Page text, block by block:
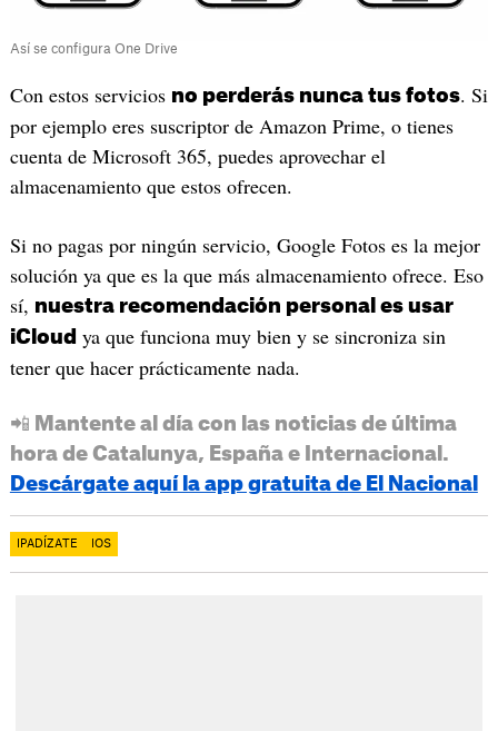
Así se configura One Drive
Con estos servicios no perderás nunca tus fotos. Si
por ejemplo eres suscriptor de Amazon Prime, o tienes
cuenta de Microsoft 365, puedes aprovechar el
almacenamiento que estos ofrecen.
Si no pagas por ningún servicio, Google Fotos es la mejor
solución ya que es la que más almacenamiento ofrece. Eso
sí, nuestra recomendación personal es usar
iCloud ya que funciona muy bien y se sincroniza sin
tener que hacer prácticamente nada.
📲 Mantente al día con las noticias de última
hora de Catalunya, España e Internacional.
Descárgate aquí la app gratuita de El Nacional
IPADÍZATE IOS